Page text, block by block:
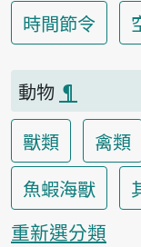
時間節令
動物 ¶
獸類
禽類
魚蝦海獸
重新選分類